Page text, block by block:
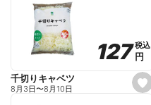
o
r
i
e
s
e
127
127税込
税込
円
円
千切りキャベツ
8月3日〜8月10日